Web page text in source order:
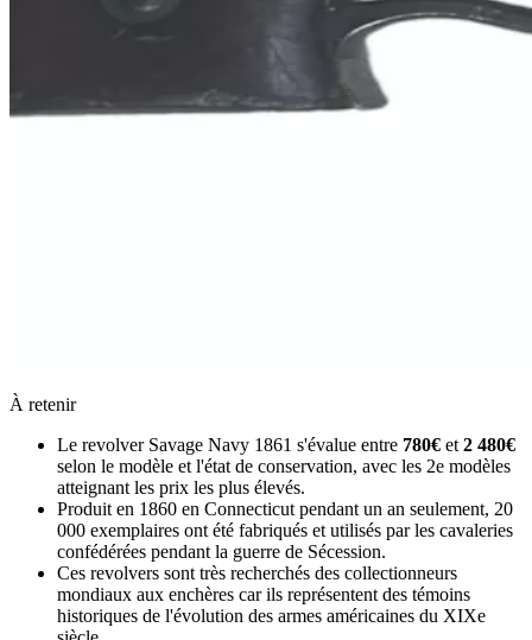
À retenir
Le revolver Savage Navy 1861 s'évalue entre 780€ et 2 480€
selon le modèle et l'état de conservation, avec les 2e modèles
atteignant les prix les plus élevés.
Produit en 1860 en Connecticut pendant un an seulement, 20
000 exemplaires ont été fabriqués et utilisés par les cavaleries
confédérées pendant la guerre de Sécession.
Ces revolvers sont très recherchés des collectionneurs
mondiaux aux enchères car ils représentent des témoins
historiques de l'évolution des armes américaines du XIXe